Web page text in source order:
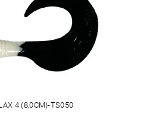
4 (8,0CM)-TS050